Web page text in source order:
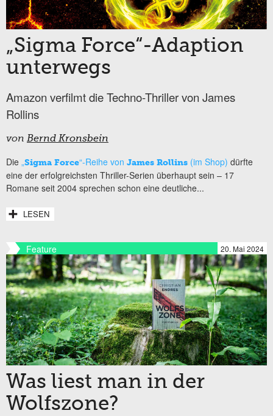
„Sigma Force“-Adaption
unterwegs
Amazon verfilmt die Techno-Thriller von James
Rollins
von Bernd Kronsbein
Die „Sigma Force“-Reihe von James Rollins (im Shop) dürfte
eine der erfolgreichsten Thriller-Serien überhaupt sein – 17
Romane seit 2004 sprechen schon eine deutliche...
LESEN
Feature 20. Mai 2024
Was liest man in der
Wolfszone?